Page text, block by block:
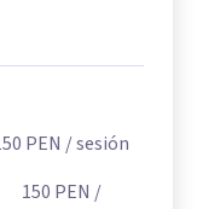
PEN / sesión
150 PEN /